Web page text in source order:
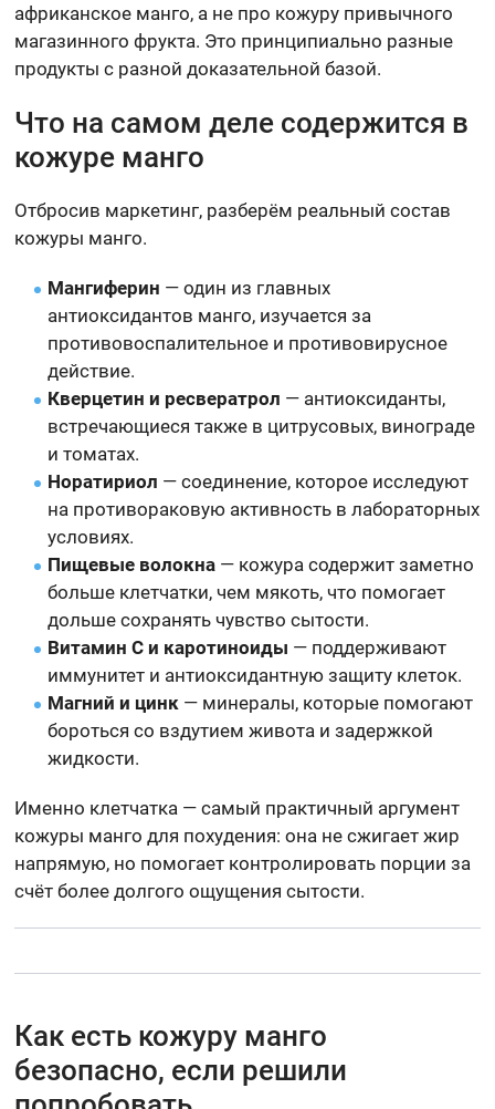
африканское манго, а не про кожуру привычного
магазинного фрукта. Это принципиально разные
продукты с разной доказательной базой.
Что на самом деле содержится в
кожуре манго
Отбросив маркетинг, разберём реальный состав
кожуры манго.
Мангиферин — один из главных
антиоксидантов манго, изучается за
противовоспалительное и противовирусное
действие.
Кверцетин и ресвератрол — антиоксиданты,
встречающиеся также в цитрусовых, винограде
и томатах.
Норатириол — соединение, которое исследуют
на противораковую активность в лабораторных
условиях.
Пищевые волокна — кожура содержит заметно
больше клетчатки, чем мякоть, что помогает
дольше сохранять чувство сытости.
Витамин С и каротиноиды — поддерживают
иммунитет и антиоксидантную защиту клеток.
Магний и цинк — минералы, которые помогают
бороться со вздутием живота и задержкой
жидкости.
Именно клетчатка — самый практичный аргумент
кожуры манго для похудения: она не сжигает жир
напрямую, но помогает контролировать порции за
счёт более долгого ощущения сытости.
Как есть кожуру манго
безопасно, если решили